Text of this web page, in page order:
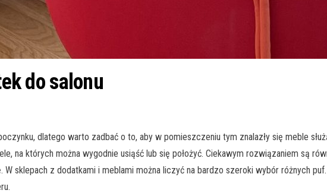
do salonu
dlatego warto zadbać o to, aby w pomieszczeniu tym znalazły się meble
na których można wygodnie usiąść lub się położyć. Ciekawym rozwiązaniem są
sklepach z dodatkami i meblami można liczyć na bardzo szeroki wybór różnych